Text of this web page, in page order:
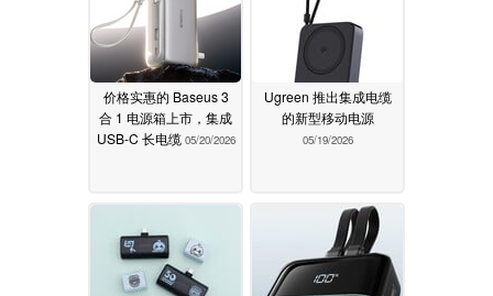
价格实惠的 Baseus 3
合 1 电源箱上市，集成
USB-C 长电缆 05/20/2026
Ugreen 推出集成电缆
的新型移动电源
05/19/2026